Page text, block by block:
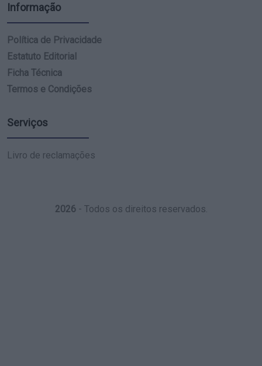
Informação
Política de Privacidade
Estatuto Editorial
Ficha Técnica
Termos e Condições
Serviços
Livro de reclamações
2026- Todos os direitos reservados.